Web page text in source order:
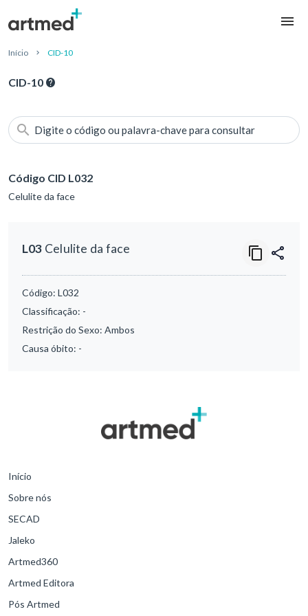
Início CID-10
CID-10
Digite o código ou palavra-chave para consultar
Código CID L032
Celulite da face
L03 Celulite da face
Código: L032
Classificação: -
Restrição do Sexo: Ambos
Causa óbito: -
Início
Sobre nós
SECAD
Jaleko
Artmed360
Artmed Editora
Pós Artmed